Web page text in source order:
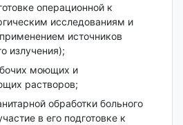
операционной к
исследованиям и
источников
излучения);
моющих и
растворов;
обработки больного
в его подготовке к